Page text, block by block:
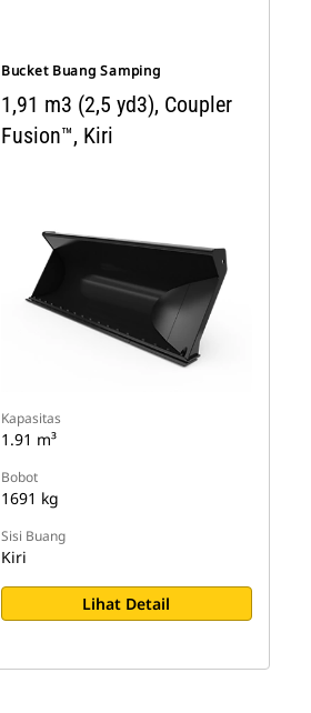
Bucket Buang Samping
1,91 m3 (2,5 yd3), Coupler
Fusion™, Kiri
Kapasitas
1.91 m³
Bobot
1691 kg
Sisi Buang
Kiri
Lihat Detail